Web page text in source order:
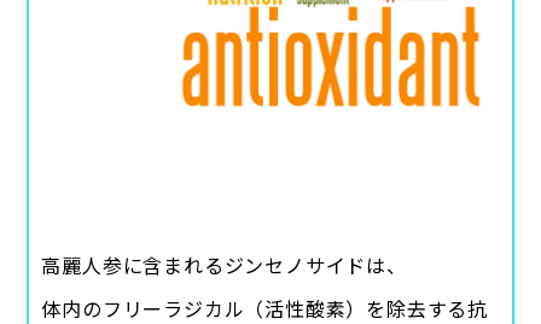
高麗人参に含まれるジンセノサイドは、
体内のフリーラジカル（活性酸素）を除去する抗